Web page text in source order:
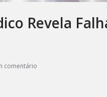
Revela
comentário